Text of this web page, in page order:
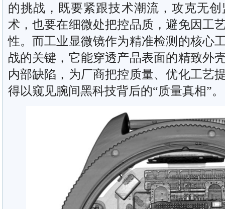
的挑战，既要紧跟技术潮流，攻克无
术，也要在细微处把控品质，避免因工
性。而工业显微镜作为精准检测的核心
战的关键，它能穿透产品表面的精致外
内部缺陷，为厂商把控质量、优化工艺
得以窥见腕间黑科技背后的“质量真相”。